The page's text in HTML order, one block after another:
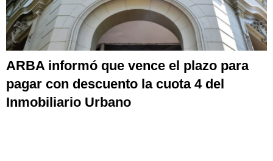
ARBA informó que vence el plazo para
pagar con descuento la cuota 4 del
Inmobiliario Urbano